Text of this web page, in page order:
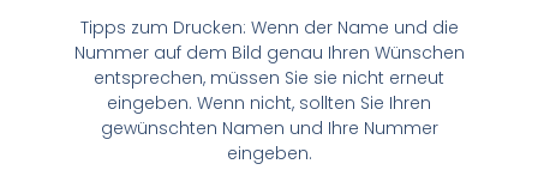
Tipps zum Drucken: Wenn der Name und die
Nummer auf dem Bild genau Ihren Wünschen
entsprechen, müssen Sie sie nicht erneut
eingeben. Wenn nicht, sollten Sie Ihren
gewünschten Namen und Ihre Nummer
eingeben.